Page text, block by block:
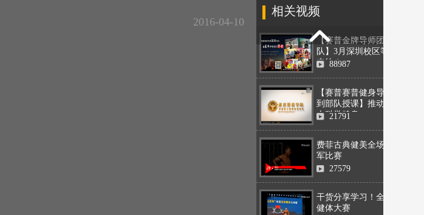
2016-04-10
相关视频
【赛普金牌导师团
队】3月深圳校区等你
来约！
88987
【赛普赛普健身导师
到部队授课】推动军
人科学健身
21791
费菲古典健美全场冠
军比赛
27579
干货分享学习！全国
健体大赛